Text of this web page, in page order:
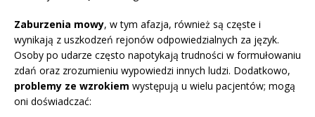
Zaburzenia mowy, w tym afazja, również są częste i
wynikają z uszkodzeń rejonów odpowiedzialnych za język.
Osoby po udarze często napotykają trudności w formułowaniu
zdań oraz zrozumieniu wypowiedzi innych ludzi. Dodatkowo,
problemy ze wzrokiem występują u wielu pacjentów; mogą
oni doświadczać: